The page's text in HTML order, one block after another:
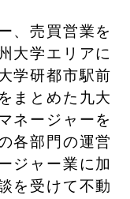
、売買営業を
大学エリアに
学研都市駅前
まとめた九大
ネージャーを
各部門の運営
ジャー業に加
を受けて不動